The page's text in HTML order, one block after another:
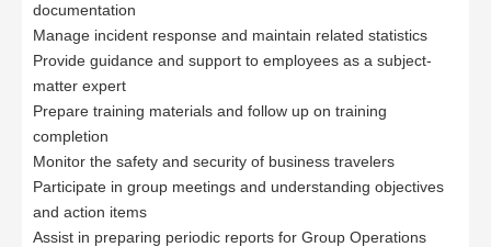
documentation
Manage incident response and maintain related statistics
Provide guidance and support to employees as a subject-
matter expert
Prepare training materials and follow up on training
completion
Monitor the safety and security of business travelers
Participate in group meetings and understanding objectives
and action items
Assist in preparing periodic reports for Group Operations